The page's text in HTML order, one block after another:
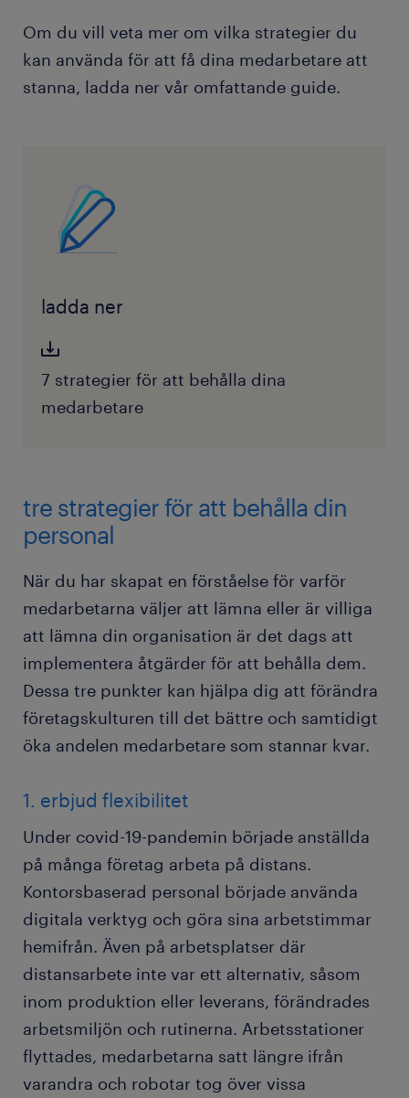
Om du vill veta mer om vilka strategier du
kan använda för att få dina medarbetare att
stanna, ladda ner vår omfattande guide.
ladda ner
7 strategier för att behålla dina
medarbetare
tre strategier för att behålla din
personal
När du har skapat en förståelse för varför
medarbetarna väljer att lämna eller är villiga
att lämna din organisation är det dags att
implementera åtgärder för att behålla dem.
Dessa tre punkter kan hjälpa dig att förändra
företagskulturen till det bättre och samtidigt
öka andelen medarbetare som stannar kvar.
1. erbjud flexibilitet
Under covid-19-pandemin började anställda
på många företag arbeta på distans.
Kontorsbaserad personal började använda
digitala verktyg och göra sina arbetstimmar
hemifrån. Även på arbetsplatser där
distansarbete inte var ett alternativ, såsom
inom produktion eller leverans, förändrades
arbetsmiljön och rutinerna. Arbetsstationer
flyttades, medarbetarna satt längre ifrån
varandra och robotar tog över vissa